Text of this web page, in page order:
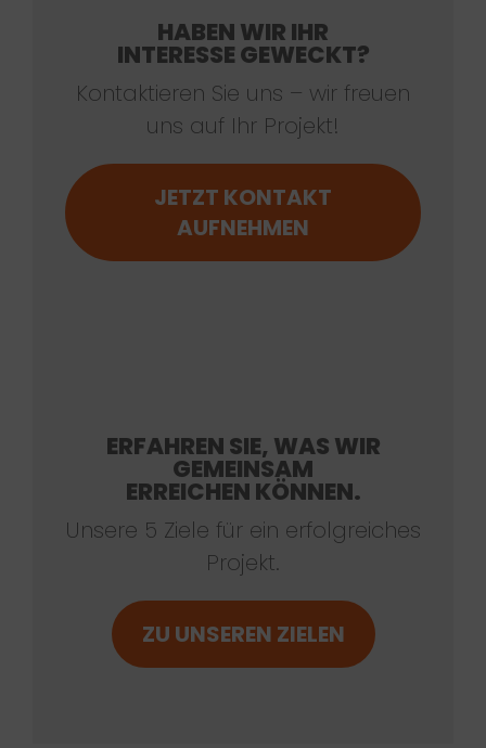
HABEN WIR IHR
INTERESSE GEWECKT?
Kontaktieren Sie uns – wir freuen
uns auf Ihr Projekt!
JETZT KONTAKT
AUFNEHMEN
ERFAHREN SIE, WAS WIR
GEMEINSAM
ERREICHEN KÖNNEN.
Unsere 5 Ziele für ein erfolgreiches
Projekt.
ZU UNSEREN ZIELEN